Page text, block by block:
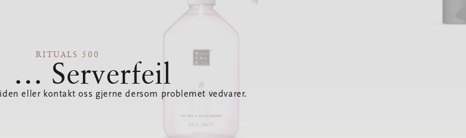
RITUALS 500
Serverfeil
eller kontakt oss gjerne dersom problemet vedvarer.